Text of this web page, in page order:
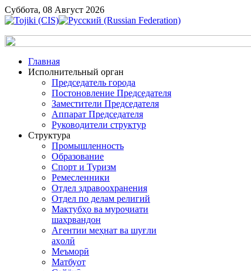
Суббота, 08 Август 2026
Главная
Исполнительный орган
Председатель города
Постоновление Председателя
Заместители Председателя
Аппарат Председателя
Руководители структур
Структура
Промышленность
Образование
Спорт и Туризм
Ремесленники
Отдел здравоохранения
Отдел по делам религий
Мактубҳо ва муроҷиати
шаҳрвандон
Агентии меҳнат ва шуғли
аҳолӣ
Меъморӣ
Матбуот